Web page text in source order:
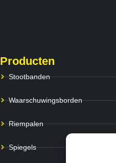
Producten
Stootbanden
Waarschuwingsborden
Riempalen
Spiegels